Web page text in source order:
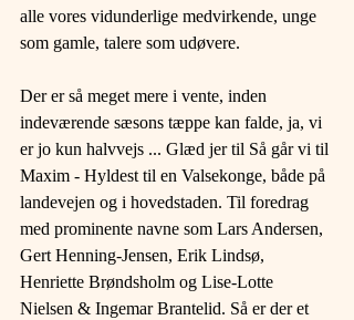
alle vores vidunderlige medvirkende, unge
som gamle, talere som udøvere.
Der er så meget mere i vente, inden
indeværende sæsons tæppe kan falde, ja, vi
er jo kun halvvejs ... Glæd jer til Så går vi til
Maxim - Hyldest til en Valsekonge, både på
landevejen og i hovedstaden. Til foredrag
med prominente navne som Lars Andersen,
Gert Henning-Jensen, Erik Lindsø,
Henriette Brøndsholm og Lise-Lotte
Nielsen & Ingemar Brantelid. Så er der et